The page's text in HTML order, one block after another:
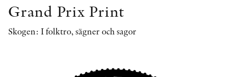
Grand Prix Print
Skogen: I folktro, sägner och sagor